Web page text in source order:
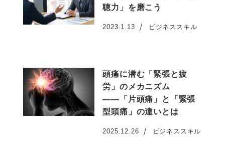
聴力」を磨こう
投稿日
2023.1.13 ビジネススキル
頭痛に潜む「緊張と疲
労」のメカニズム
――「片頭痛」と「緊張
型頭痛」の違いとは
投稿日
2025.12.26 ビジネススキル